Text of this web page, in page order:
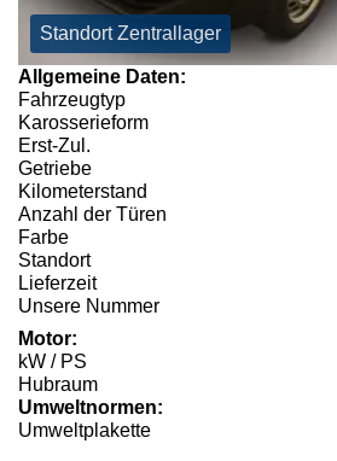
Standort Zentrallager
Allgemeine Daten:
Fahrzeugtyp
Karosserieform
Erst-Zul.
Getriebe
Kilometerstand
Anzahl der Türen
Farbe
Standort
Lieferzeit
Unsere Nummer
Motor:
kW / PS
Hubraum
Umweltnormen:
Umweltplakette